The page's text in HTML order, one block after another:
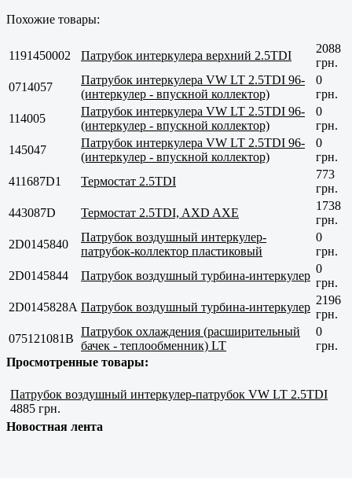
Похожие товары:
1191450002 Патрубок интеркулера верхний 2.5TDI
2088
грн.
0714057
Патрубок интеркулера VW LT 2.5TDI 96-
(интеркулер - впускной коллектор)
0
грн.
114005
Патрубок интеркулера VW LT 2.5TDI 96-
(интеркулер - впускной коллектор)
0
грн.
145047
Патрубок интеркулера VW LT 2.5TDI 96-
(интеркулер - впускной коллектор)
0
грн.
411687D1
Термостат 2.5TDI
773
грн.
443087D
Термостат 2.5TDI, AXD AXE
1738
грн.
2D0145840
Патрубок воздушный интеркулер-
патрубок-коллектор пластиковый
0
грн.
2D0145844
Патрубок воздушный турбина-интеркулер
0
грн.
2D0145828A Патрубок воздушный турбина-интеркулер
2196
грн.
075121081B
Патрубок охлаждения (расширительный
бачек - теплообменник) LT
0
грн.
Просмотренные товары:
Патрубок воздушный интеркулер-патрубок VW LT 2.5TDI
4885 грн.
Новостная лента